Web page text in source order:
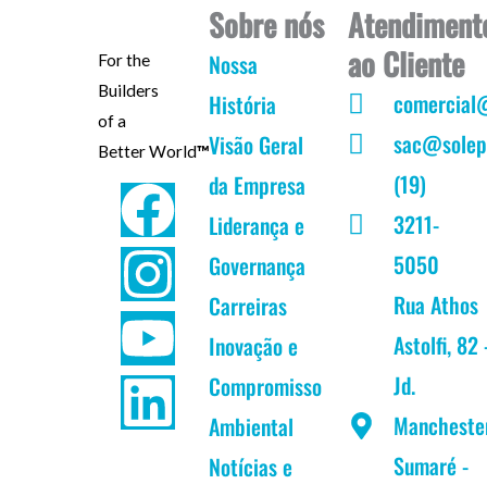
For the
Builders
of a
Better World™
F
a
c
e
b
I
n
s
t
a
Y
o
u
t
u
L
i
n
k
e
Sobre nós
Nossa
História
Visão Geral
da Empresa
Liderança e
Governança
Carreiras
Inovação e
Compromisso
Ambiental
Notícias e
ao Cliente
(19)
3211-
5050
Rua Athos
Astolfi, 82
Jd.
Sumaré -